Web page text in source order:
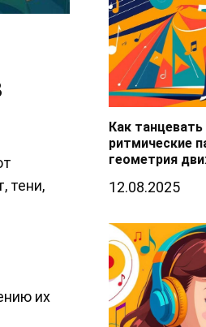
тени,
их
Как
ритмические
геометрия
12.08.2025